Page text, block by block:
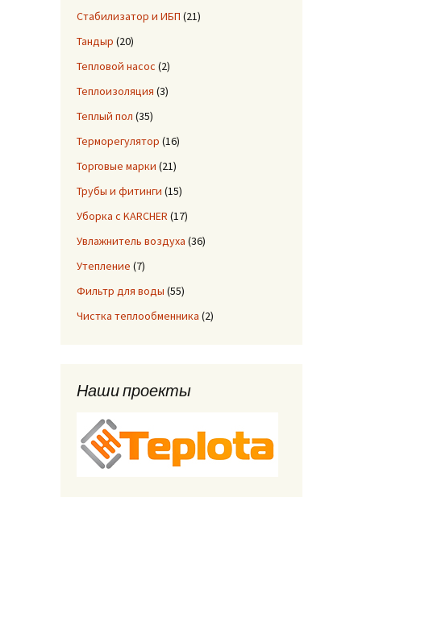
Стабилизатор и ИБП (21)
Тандыр (20)
Тепловой насос (2)
Теплоизоляция (3)
Теплый пол (35)
Терморегулятор (16)
Торговые марки (21)
Трубы и фитинги (15)
Уборка с KARCHER (17)
Увлажнитель воздуха (36)
Утепление (7)
Фильтр для воды (55)
Чистка теплообменника (2)
Наши проекты